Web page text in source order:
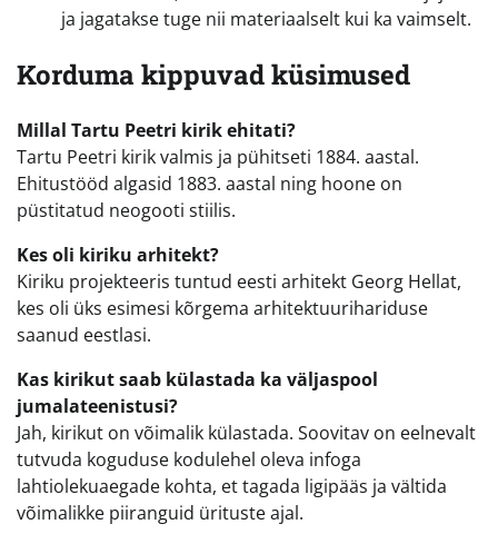
ja jagatakse tuge nii materiaalselt kui ka vaimselt.
Korduma kippuvad küsimused
Millal Tartu Peetri kirik ehitati?
Tartu Peetri kirik valmis ja pühitseti 1884. aastal.
Ehitustööd algasid 1883. aastal ning hoone on
püstitatud neogooti stiilis.
Kes oli kiriku arhitekt?
Kiriku projekteeris tuntud eesti arhitekt Georg Hellat,
kes oli üks esimesi kõrgema arhitektuurihariduse
saanud eestlasi.
Kas kirikut saab külastada ka väljaspool
jumalateenistusi?
Jah, kirikut on võimalik külastada. Soovitav on eelnevalt
tutvuda koguduse kodulehel oleva infoga
lahtiolekuaegade kohta, et tagada ligipääs ja vältida
võimalikke piiranguid ürituste ajal.